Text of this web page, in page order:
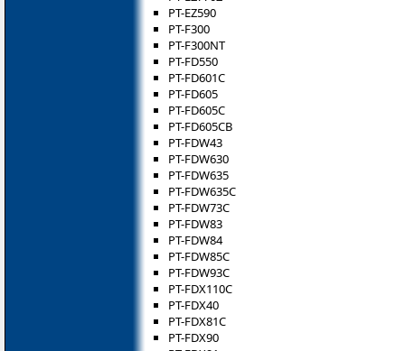
PT-EZ590
PT-F300
PT-F300NT
PT-FD550
PT-FD601C
PT-FD605
PT-FD605C
PT-FD605CB
PT-FDW43
PT-FDW630
PT-FDW635
PT-FDW635C
PT-FDW73C
PT-FDW83
PT-FDW84
PT-FDW85C
PT-FDW93C
PT-FDX110C
PT-FDX40
PT-FDX81C
PT-FDX90